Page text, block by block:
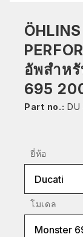
อัพสำหรั
695
Part no.: DU
ยี่ห้อ
Ducati
โมเดล
Monster